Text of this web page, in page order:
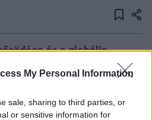
My Personal Information
sale, sharing to third parties, or
or sensitive information for
és a globális
tőzsdeindex, a Bovespa
a minden
nevezhető az 50,000